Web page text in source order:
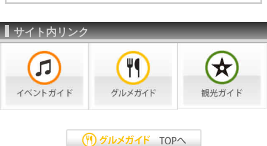
サイト内リンク